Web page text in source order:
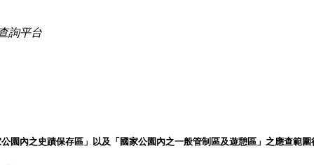
詢平台
內之史蹟保存區」以及「國家公園內之一般管制區及遊憩區」之應查範圍